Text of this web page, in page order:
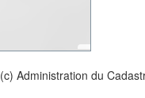
(c) Administration du